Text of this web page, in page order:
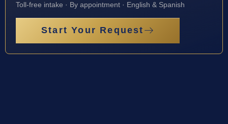
Toll-free intake · By appointment · English & Spanish
Start Your Request